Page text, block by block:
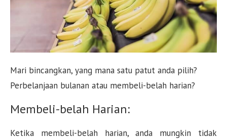
Mari bincangkan, yang mana satu patut anda pilih?
Perbelanjaan bulanan atau membeli-belah harian?
Membeli-belah Harian:
Ketika membeli-belah harian, anda mungkin tidak